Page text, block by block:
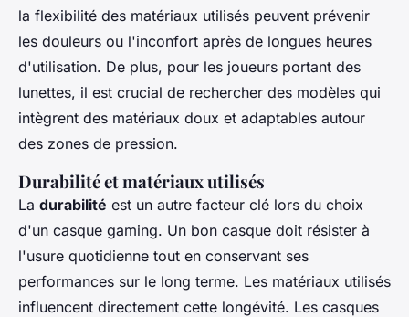
la flexibilité des matériaux utilisés peuvent prévenir
les douleurs ou l'inconfort après de longues heures
d'utilisation. De plus, pour les joueurs portant des
lunettes, il est crucial de rechercher des modèles qui
intègrent des matériaux doux et adaptables autour
des zones de pression.
Durabilité et matériaux utilisés
La durabilité est un autre facteur clé lors du choix
d'un casque gaming. Un bon casque doit résister à
l'usure quotidienne tout en conservant ses
performances sur le long terme. Les matériaux utilisés
influencent directement cette longévité. Les casques